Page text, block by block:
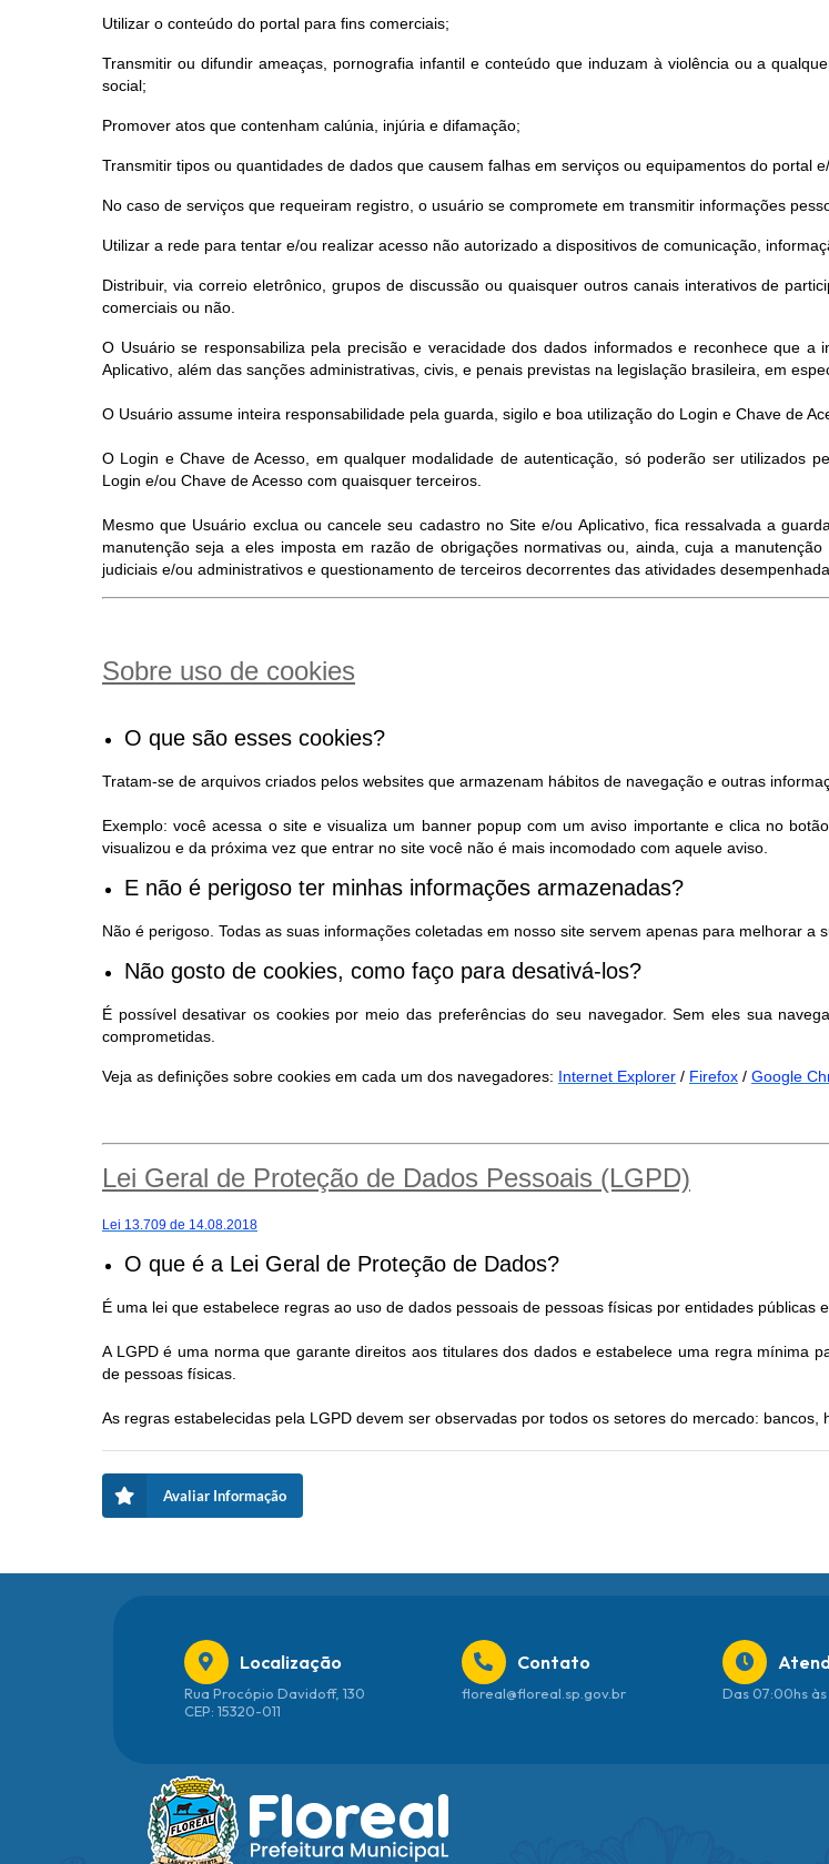
Utilizar o conteúdo do portal para fins comerciais;
Transmitir ou difundir ameaças, pornografia infantil e conteúdo que induzam à violência ou a
social;
Promover atos que contenham calúnia, injúria e difamação;
Transmitir tipos ou quantidades de dados que causem falhas em serviços ou equipamentos do portal
No caso de serviços que requeiram registro, o usuário se compromete em transmitir informações
Utilizar a rede para tentar e/ou realizar acesso não autorizado a dispositivos de comunicação,
Distribuir, via correio eletrônico, grupos de discussão ou quaisquer outros canais interativos de
comerciais ou não.
O Usuário se responsabiliza pela precisão e veracidade dos dados informados e reconhece que
Aplicativo, além das sanções administrativas, civis, e penais previstas na legislação brasileira, em
O Usuário assume inteira responsabilidade pela guarda, sigilo e boa utilização do Login e Chave de
O Login e Chave de Acesso, em qualquer modalidade de autenticação, só poderão ser utilizados
Login e/ou Chave de Acesso com quaisquer terceiros.
Mesmo que Usuário exclua ou cancele seu cadastro no Site e/ou Aplicativo, fica ressalvada a
manutenção seja a eles imposta em razão de obrigações normativas ou, ainda, cuja a
judiciais e/ou administrativos e questionamento de terceiros decorrentes das atividades
Sobre uso de cookies
O que são esses cookies?
Tratam-se de arquivos criados pelos websites que armazenam hábitos de navegação e outras
Exemplo: você acessa o site e visualiza um banner popup com um aviso importante e clica no
visualizou e da próxima vez que entrar no site você não é mais incomodado com aquele aviso.
E não é perigoso ter minhas informações armazenadas?
Não é perigoso. Todas as suas informações coletadas em nosso site servem apenas para melhorar
Não gosto de cookies, como faço para desativá-los?
É possível desativar os cookies por meio das preferências do seu navegador. Sem eles sua
comprometidas.
Veja as definições sobre cookies em cada um dos navegadores: Internet Explorer / Firefox / Google
Lei Geral de Proteção de Dados Pessoais (LGPD)
Lei 13.709 de 14.08.2018
O que é a Lei Geral de Proteção de Dados?
É uma lei que estabelece regras ao uso de dados pessoais de pessoas físicas por entidades públicas
A LGPD é uma norma que garante direitos aos titulares dos dados e estabelece uma regra mínima
de pessoas físicas.
As regras estabelecidas pela LGPD devem ser observadas por todos os setores do mercado:
Avaliar Informação
Localização
Rua Procópio Davidoff, 130
CEP: 15320-011
Contato
floreal@floreal.sp.gov.br Das 07:00hs às